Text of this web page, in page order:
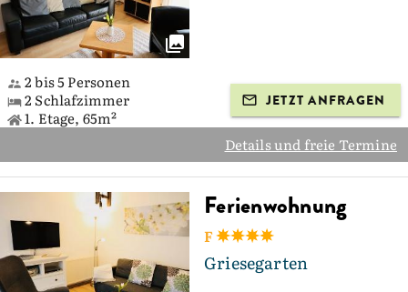
2 bis 5 Personen
2 Schlafzimmer
1. Etage, 65m²
JETZT ANFRAGEN
Details und freie Termine
Ferienwohnung
F
Griesegarten